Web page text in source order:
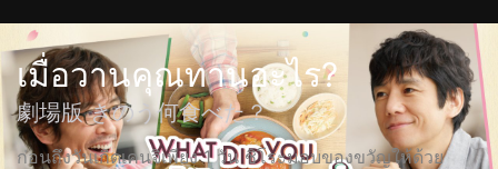
เมื่อวานคุณทานอะไร?
劇場版 きのう何食べた？
ก่อนถึงวันเกิดเคนจิเพียง 1 วัน ชิโระมอบของขวัญให้ด้วย